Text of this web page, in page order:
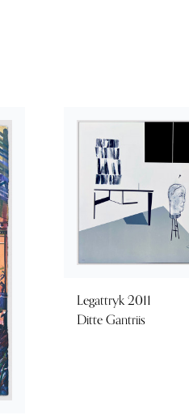
Legattryk 2011
Ditte Gantriis